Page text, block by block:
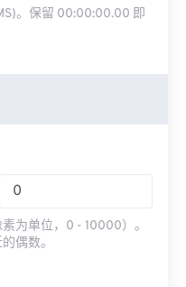
。保留 00:00:00.00 即
为单位，0 - 10000）。
偶数。